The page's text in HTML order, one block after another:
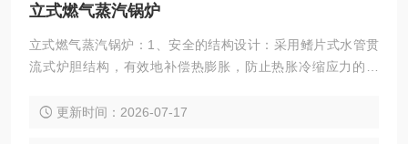
立式燃气蒸汽锅炉
立式燃气蒸汽锅炉：1、安全的结构设计：采用鳍片式水管贯
流式炉胆结构，有效地补偿热膨胀，防止热胀冷缩应力的产
阀、压力控制器、水位控制保护器等多重保护装置，安全可
更新时间：2026-07-17